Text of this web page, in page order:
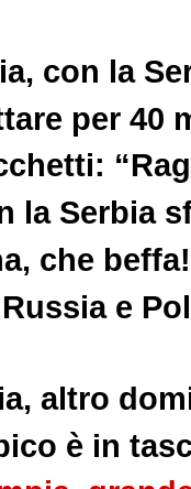
con la
per 40
la Serbia
che
e
altro
è in